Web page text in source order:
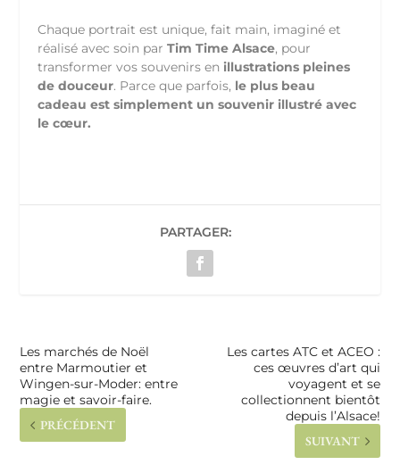
Chaque portrait est unique, fait main, imaginé et
réalisé avec soin parTim Time Alsace, pour
transformer vos souvenirs en illustrations pleines
de douceur. Parce que parfois, le plus beau
cadeau est simplement un souvenir illustré avec
le cœur.
PARTAGER:
Les marchés de Noël
entre Marmoutier et
Wingen-sur-Moder: entre
magie et savoir-faire.
PRÉCÉDENT
Les cartes ATC et ACEO :
ces œuvres d’art qui
voyagent et se
collectionnent bientôt
depuis l’Alsace!
SUIVANT